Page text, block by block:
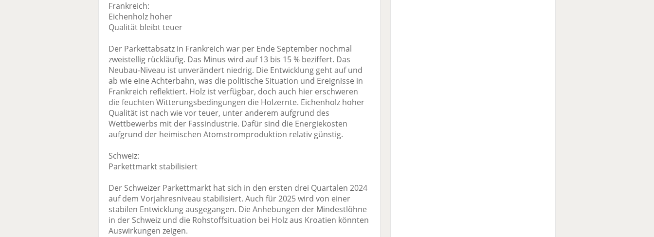
Frankreich:
Eichenholz hoher
Qualität bleibt teuer
Der Parkettabsatz in Frankreich war per Ende September nochmal
zweistellig rückläufig. Das Minus wird auf 13 bis 15 % beziffert. Das
Neubau-Niveau ist unverändert niedrig. Die Entwicklung geht auf und
ab wie eine Achterbahn, was die politische Situation und Ereignisse in
Frankreich reflektiert. Holz ist verfügbar, doch auch hier erschweren
die feuchten Witterungsbedingungen die Holzernte. Eichenholz hoher
Qualität ist nach wie vor teuer, unter anderem aufgrund des
Wettbewerbs mit der Fassindustrie. Dafür sind die Energiekosten
aufgrund der heimischen Atomstromproduktion relativ günstig.
Schweiz:
Parkettmarkt stabilisiert
Der Schweizer Parkettmarkt hat sich in den ersten drei Quartalen 2024
auf dem Vorjahresniveau stabilisiert. Auch für 2025 wird von einer
stabilen Entwicklung ausgegangen. Die Anhebungen der Mindestlöhne
in der Schweiz und die Rohstoffsituation bei Holz aus Kroatien könnten
Auswirkungen zeigen.